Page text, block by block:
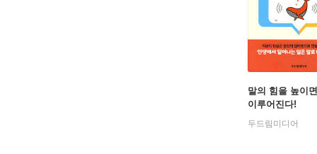
말의 힘을 높이
이루어진다!
두드림미디어